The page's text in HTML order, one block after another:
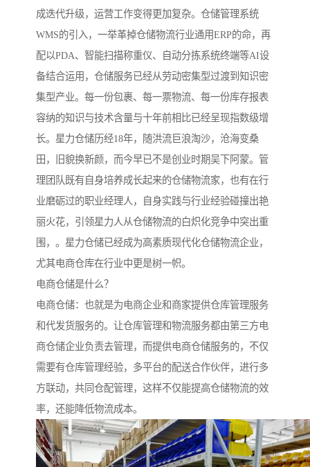
成迭代升级，运营工作变得更加复杂。仓储管理系统
WMS的引入，一举革掉仓储物流行业通用ERP的命，再
配以PDA、智能扫描称重仪、自动分拣系统终端等AI设
备结合运用，仓储服务已经从劳动密集型过渡到知识密
集型产业。每一份包裹、每一票物流、每一份库存报表
容纳的知识与技术含量与十年前相比已经呈现指数级增
长。星力仓储历经18年，随洪流巨浪淘沙，沧海变桑
田，旧貌换新颜，而今早已不是创业时期吴下阿蒙。管
理团队既有自身培养成长起来的仓储物流家，也有在行
业磨砺过的职业经理人，自身实践与行业经验碰撞出艳
丽火花，引领星力人从仓储物流的白炽化竞争中突出重
围，。星力仓储已经成为高素质现代化仓储物流企业，
尤其电商仓库在行业中更是树一帜。
电商仓储是什么？
电商仓储：也就是为电商企业和商家提供仓库管理服务
和代发货服务的。让仓库管理和物流服务都由第三方电
商仓储企业负责去管理，而提供电商仓储服务的，不仅
需要有仓库管理经验，多平台的配送合作伙伴，进行多
方联动，共同仓配管理，这样不仅能提高仓储物流的效
率，还能降低物流成本。